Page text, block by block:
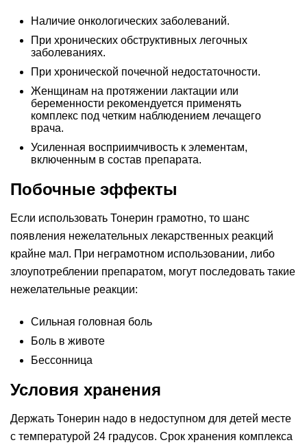
Наличие онкологических заболеваний.
При хронических обструктивных легочных
заболеваниях.
При хронической почечной недостаточности.
Женщинам на протяжении лактации или
беременности рекомендуется применять
комплекс под четким наблюдением лечащего
врача.
Усиленная восприимчивость к элементам,
включенным в состав препарата.
Побочные эффекты
Если использовать Тонерин грамотно, то шанс
появления нежелательных лекарственных реакций
крайне мал. При неграмотном использовании, либо
злоупотреблении препаратом, могут последовать такие
нежелательные реакции:
Сильная головная боль
Боль в животе
Бессонница
Условия хранения
Держать Тонерин надо в недоступном для детей месте
с температурой 24 градусов. Срок хранения комплекса